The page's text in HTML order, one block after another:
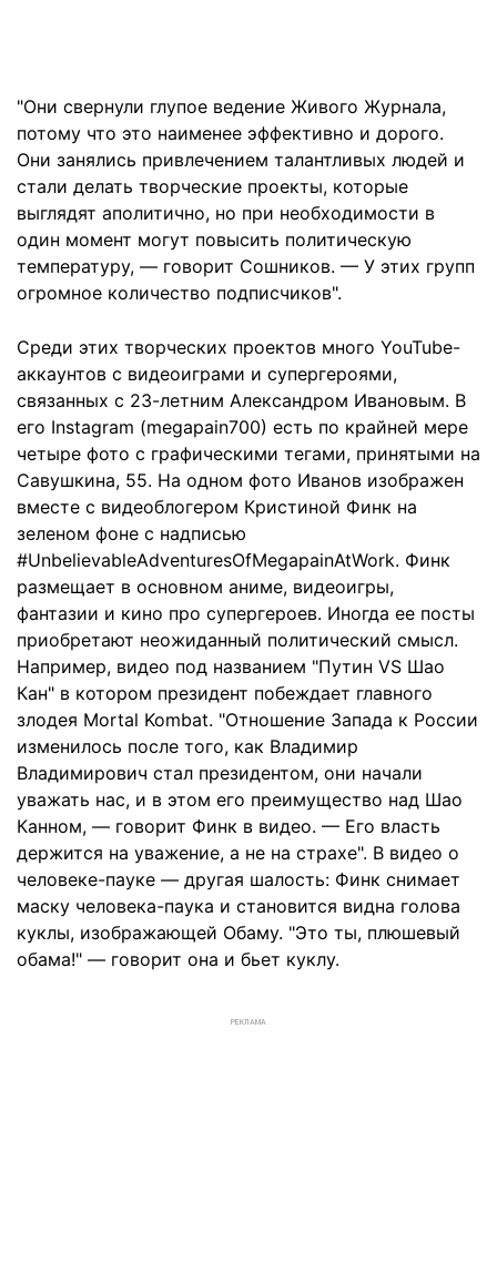
"Они свернули глупое ведение Живого Журнала,
потому что это наименее эффективно и дорого.
Они занялись привлечением талантливых людей и
стали делать творческие проекты, которые
выглядят аполитично, но при необходимости в
один момент могут повысить политическую
температуру, — говорит Сошников. — У этих групп
огромное количество подписчиков".
Среди этих творческих проектов много YouTube-
аккаунтов с видеоиграми и супергероями,
связанных с 23-летним Александром Ивановым. В
его Instagram (megapain700) есть по крайней мере
четыре фото с графическими тегами, принятыми на
Савушкина, 55. На одном фото Иванов изображен
вместе с видеоблогером Кристиной Финк на
зеленом фоне с надписью
#UnbelievableAdventuresOfMegapainAtWork. Финк
размещает в основном аниме, видеоигры,
фантазии и кино про супергероев. Иногда ее посты
приобретают неожиданный политический смысл.
Например, видео под названием "Путин VS Шао
Кан" в котором президент побеждает главного
злодея Mortal Kombat. "Отношение Запада к России
изменилось после того, как Владимир
Владимирович стал президентом, они начали
уважать нас, и в этом его преимущество над Шао
Канном, — говорит Финк в видео. — Его власть
держится на уважение, а не на страхе". В видео о
человеке-пауке — другая шалость: Финк снимает
маску человека-паука и становится видна голова
куклы, изображающей Обаму. "Это ты, плюшевый
обама!" — говорит она и бьет куклу.
РЕКЛАМА